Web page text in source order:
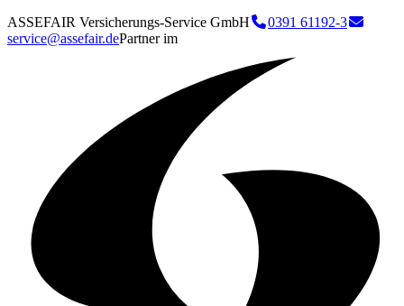
ASSEFAIR Versicherungs-Service GmbH
0391 61192-3
service@assefair.dePartner im